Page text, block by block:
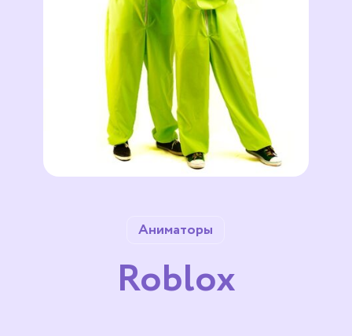
Аниматоры
Roblox